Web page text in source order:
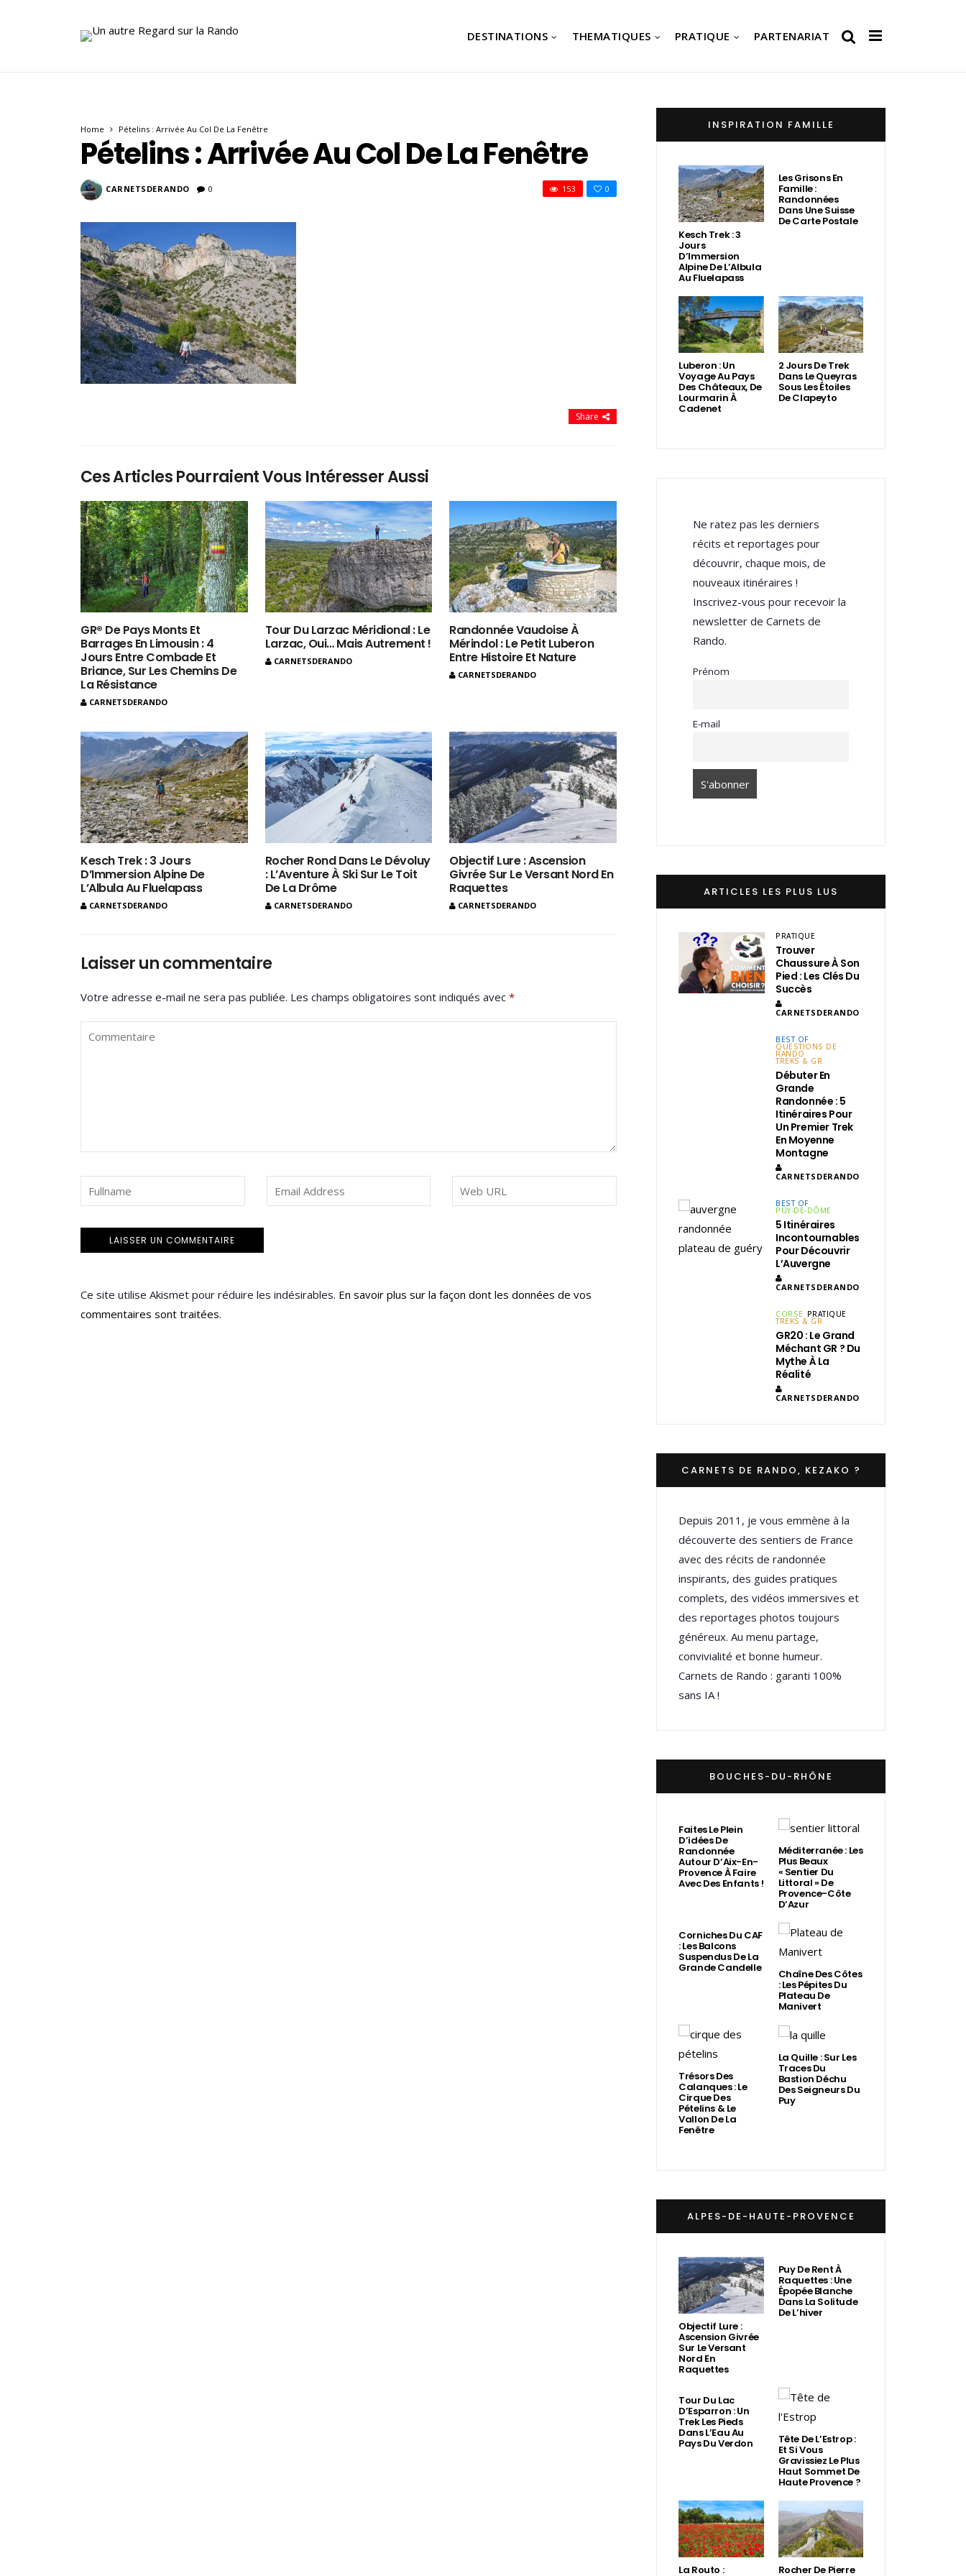
DESTINATIONS THEMATIQUES PRATIQUE PARTENARIAT
Home Pételins : Arrivée Au Col De La Fenêtre
Pételins : Arrivée Au Col De La Fenêtre
CARNETSDERANDO 0 0
153
Share
Ces Articles Pourraient Vous Intéresser Aussi
GR® De Pays Monts Et
Barrages En Limousin : 4
Jours Entre Combade Et
Briance, Sur Les Chemins De
La Résistance
CARNETSDERANDO
Tour Du Larzac Méridional : Le
Larzac, Oui… Mais Autrement !
CARNETSDERANDO
Randonnée Vaudoise À
Mérindol : Le Petit Luberon
Entre Histoire Et Nature
CARNETSDERANDO
Kesch Trek : 3 Jours
D’Immersion Alpine De
L’Albula Au Fluelapass
CARNETSDERANDO
Rocher Rond Dans Le Dévoluy
: L’Aventure À Ski Sur Le Toit
De La Drôme
CARNETSDERANDO
Objectif Lure : Ascension
Givrée Sur Le Versant Nord En
Raquettes
CARNETSDERANDO
Laisser un commentaire
Votre adresse e-mail ne sera pas publiée. Les champs obligatoires sont indiqués avec *
Ce site utilise Akismet pour réduire les indésirables. En savoir plus sur la façon dont les données de vos
commentaires sont traitées.
INSPIRATION FAMILLE
Kesch Trek : 3
Jours
D’Immersion
Alpine De L’Albula
Au Fluelapass
Les Grisons En
Famille :
Randonnées
Dans Une Suisse
De Carte Postale
Luberon : Un
Voyage Au Pays
Des Châteaux, De
Lourmarin À
Cadenet
2 Jours De Trek
Dans Le Queyras
Sous Les Étoiles
De Clapeyto
Ne ratez pas les derniers
récits et reportages pour
découvrir, chaque mois, de
nouveaux itinéraires !
Inscrivez-vous pour recevoir la
newsletter de Carnets de
Rando.
Prénom
E-mail
ARTICLES LES PLUS LUS
PRATIQUE
Trouver
Chaussure À Son
Pied : Les Clés Du
Succès
CARNETSDERANDO
BEST OF
QUESTIONS DE
RANDO
TREKS & GR
Débuter En
Grande
Randonnée : 5
Itinéraires Pour
Un Premier Trek
En Moyenne
Montagne
CARNETSDERANDO
BEST OF
PUY-DE-DÔME
5 Itinéraires
Incontournables
Pour Découvrir
L’Auvergne
CARNETSDERANDO
CORSE PRATIQUE
TREKS & GR
GR20 : Le Grand
Méchant GR ? Du
Mythe À La
Réalité
CARNETSDERANDO
CARNETS DE RANDO, KEZAKO ?
Depuis 2011, je vous emmène à la
découverte des sentiers de France
avec des récits de randonnée
inspirants, des guides pratiques
complets, des vidéos immersives et
des reportages photos toujours
généreux. Au menu partage,
convivialité et bonne humeur.
Carnets de Rando : garanti 100%
sans IA !
BOUCHES-DU-RHÔNE
Faites Le Plein
D’idées De
Randonnée
Autour D’Aix-En-
Provence À Faire
Avec Des Enfants !
Méditerranée : Les
Plus Beaux
« Sentier Du
Littoral » De
Provence-Côte
D’Azur
Corniches Du CAF
: Les Balcons
Suspendus De La
Grande Candelle Chaîne Des Côtes
: Les Pépites Du
Plateau De
Manivert
Trésors Des
Calanques : Le
Cirque Des
Pételins & Le
Vallon De La
Fenêtre
La Quille : Sur Les
Traces Du
Bastion Déchu
Des Seigneurs Du
Puy
ALPES-DE-HAUTE-PROVENCE
Objectif Lure :
Ascension Givrée
Sur Le Versant
Nord En
Raquettes
Puy De Rent À
Raquettes : Une
Épopée Blanche
Dans La Solitude
De L’hiver
Tour Du Lac
D’Esparron : Un
Trek Les Pieds
Dans L’Eau Au
Pays Du Verdon Tête De L’Estrop :
Et Si Vous
Gravissiez Le Plus
Haut Sommet De
Haute Provence ?
La Routo : Rocher De Pierre